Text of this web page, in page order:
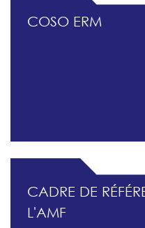
COSO ERM
CADRE DE
L'AMF